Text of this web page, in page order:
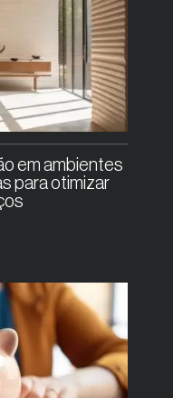
em ambientes
para otimizar